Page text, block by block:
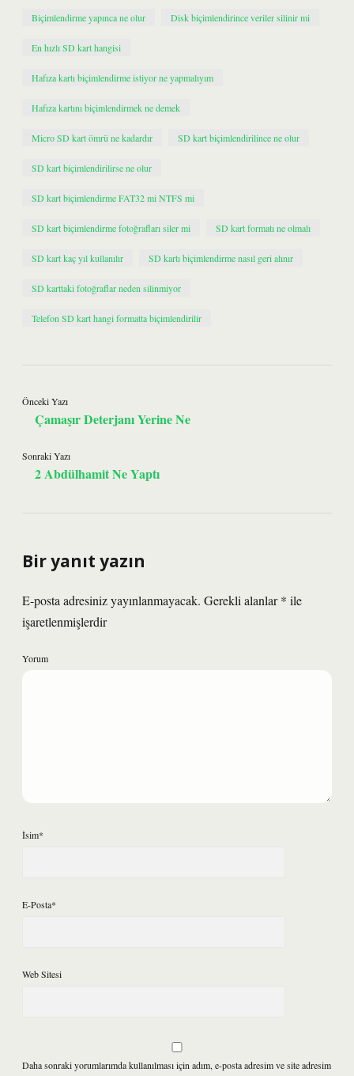
Biçimlendirme yapınca ne olur Disk biçimlendirince veriler silinir mi
En hızlı SD kart hangisi
Hafıza kartı biçimlendirme istiyor ne yapmalıyım
Hafıza kartını biçimlendirmek ne demek
Micro SD kart ömrü ne kadardır SD kart biçimlendirilince ne olur
SD kart biçimlendirilirse ne olur
SD kart biçimlendirme FAT32 mi NTFS mi
SD kart biçimlendirme fotoğrafları siler mi SD kart formatı ne olmalı
SD kart kaç yıl kullanılır SD kartı biçimlendirme nasıl geri alınır
SD karttaki fotoğraflar neden silinmiyor
Telefon SD kart hangi formatta biçimlendirilir
Önceki Yazı
Çamaşır Deterjanı Yerine Ne
Sonraki Yazı
2 Abdülhamit Ne Yaptı
Bir yanıt yazın
E-posta adresiniz yayınlanmayacak. Gerekli alanlar* ile
işaretlenmişlerdir
Yorum
İsim*
E-Posta*
Web Sitesi
Daha sonraki yorumlarımda kullanılması için adım, e-posta adresim ve site adresim